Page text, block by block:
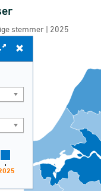
stemmer | 2025
stemmer | 2025